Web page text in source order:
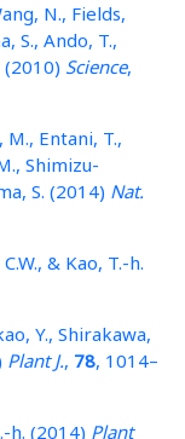
N., Fields,
S., Ando, T.,
(2010) Science,
Entani, T.,
Shimizu-
S. (2014) Nat.
& Kao, T.-h.
Y., Shirakawa,
Plant J., 78, 1014–
h. (2014) Plant